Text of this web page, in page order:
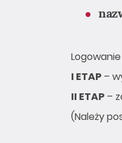
I ETAP –
II ETAP –
(Należy